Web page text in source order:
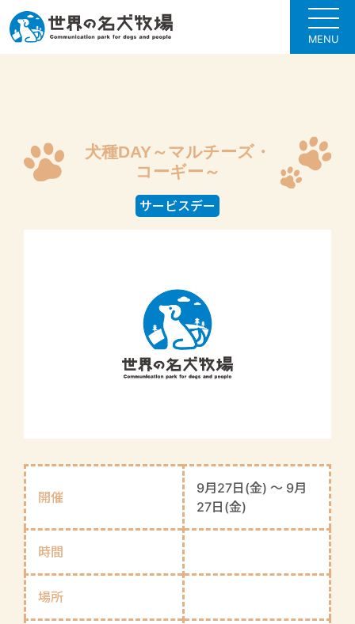
MENU
犬種DAY～マルチーズ・
コーギー～
サービスデー
開催
9月27日(金) 〜 9月
27日(金)
時間
場所